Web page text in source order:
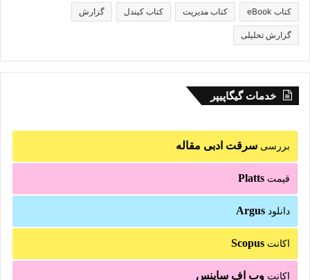
کتاب eBook کتاب مدیریت کتاب کیندل گزارش
گزارش تحلیلی
خدمات گیگاپیپر
بررسی سرقت ادبی مقاله
قیمت Platts
دانلود Argus
اکانت Scopus
اکانت وب اف ساینس